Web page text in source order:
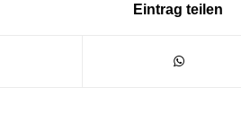
Eintrag teilen